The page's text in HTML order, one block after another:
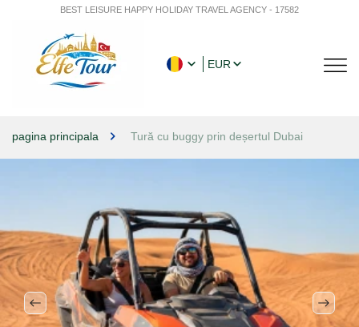
BEST LEISURE HAPPY HOLIDAY TRAVEL AGENCY - 17582
EUR
pagina principala Tură cu buggy prin deșertul Dubai